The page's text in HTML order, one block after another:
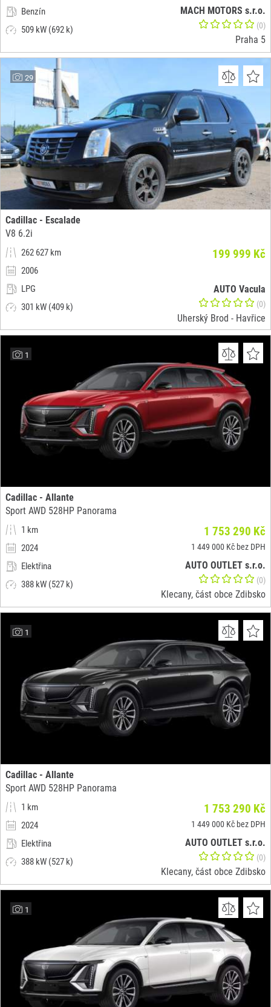
Benzín
509 kW (692 k)
MACH MOTORS s.r.o.
(0)
Praha 5
29
Cadillac - Escalade
V8 6.2i
262 627 km
2006
LPG
301 kW (409 k)
199 999 Kč
AUTO Vacula
(0)
Uherský Brod - Havřice
1
Cadillac - Allante
Sport AWD 528HP Panorama
1 km
2024
Elektřina
388 kW (527 k)
1 753 290 Kč
1 449 000 Kč bez DPH
AUTO OUTLET s.r.o.
(0)
Klecany, část obce Zdibsko
1
Cadillac - Allante
Sport AWD 528HP Panorama
1 km
2024
Elektřina
388 kW (527 k)
1 753 290 Kč
1 449 000 Kč bez DPH
AUTO OUTLET s.r.o.
(0)
Klecany, část obce Zdibsko
1